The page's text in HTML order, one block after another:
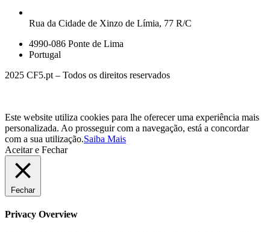
Rua da Cidade de Xinzo de Límia, 77 R/C
4990-086 Ponte de Lima
Portugal
2025 CF5.pt – Todos os direitos reservados
Este website utiliza cookies para lhe oferecer uma experiência mais
personalizada. Ao prosseguir com a navegação, está a concordar
com a sua utilização.Saiba Mais
Aceitar e Fechar
Fechar
Privacy Overview